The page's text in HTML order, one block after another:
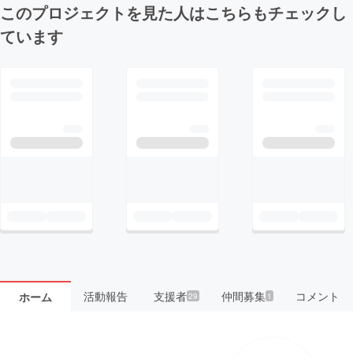
このプロジェクトを見た人はこちらもチェックし
ています
ホーム 活動報告 支援者29 仲間募集 1 コメント